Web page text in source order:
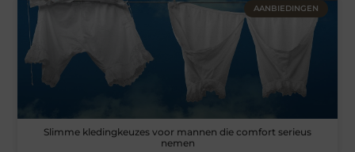
AANBIEDINGEN
Slimme kledingkeuzes voor mannen die comfort serieus
nemen